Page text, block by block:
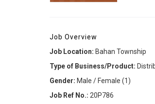
Job Overview
Job Location: Bahan Township
Type of Business/Product:
Gender: Male / Female (1)
Job Ref No.: 20P786